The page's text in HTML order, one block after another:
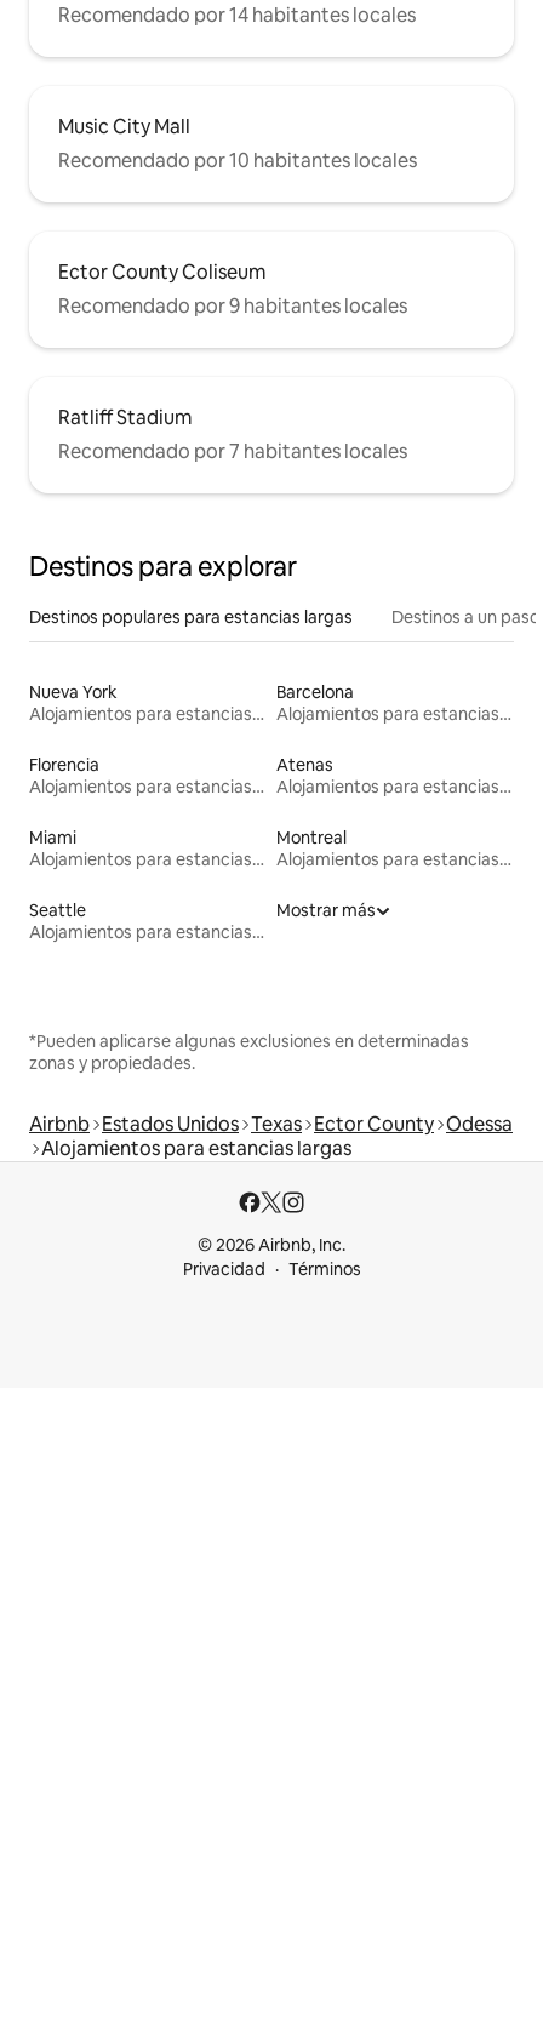
Recomendado por 14 habitantes locales
Music City Mall
Recomendado por 10 habitantes locales
Ector County Coliseum
Recomendado por 9 habitantes locales
Ratliff Stadium
Recomendado por 7 habitantes locales
Destinos para explorar
Destinos populares para estancias largas Destinos a un
Nueva York
Alojamientos para estancias largas
Barcelona
Alojamientos para estancias largas
Florencia
Alojamientos para estancias largas
Atenas
Alojamientos para estancias largas
Miami
Alojamientos para estancias largas
Montreal
Alojamientos para estancias largas
Seattle
Alojamientos para estancias largas
Mostrar más
*Pueden aplicarse algunas exclusiones en determinadas
zonas y propiedades.
Airbnb Estados Unidos Texas Ector County Odessa
Alojamientos para estancias largas
© 2026 Airbnb, Inc.
Privacidad
Términos